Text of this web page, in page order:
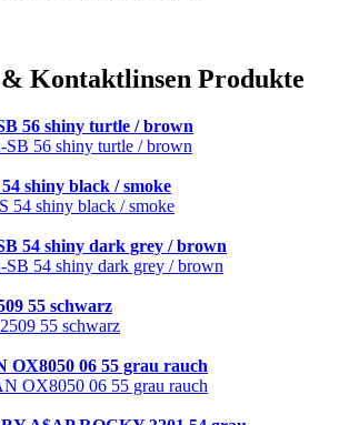
Kontaktlinsen Produkte
56 shiny turtle / brown
shiny black / smoke
54 shiny dark grey / brown
55 schwarz
06 55 grau rauch